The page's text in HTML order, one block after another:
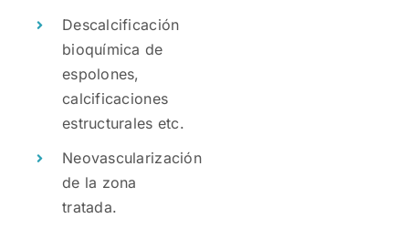
Descalcificación
bioquímica de
espolones,
calcificaciones
estructurales etc.
Neovascularización
de la zona
tratada.